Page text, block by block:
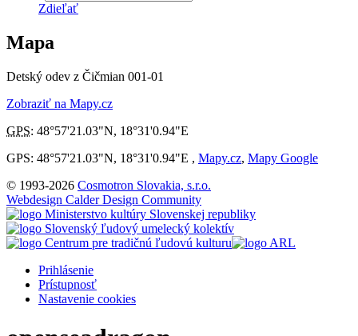
Zdieľať
Mapa
Detský odev z Čičmian 001-01
Zobraziť na Mapy.cz
GPS: 48°57'21.03"N, 18°31'0.94"E
GPS: 48°57'21.03"N, 18°31'0.94"E , Mapy.cz, Mapy Google
© 1993-2026 Cosmotron Slovakia, s.r.o.
Webdesign Calder Design Community
Prihlásenie
Prístupnosť
Nastavenie cookies